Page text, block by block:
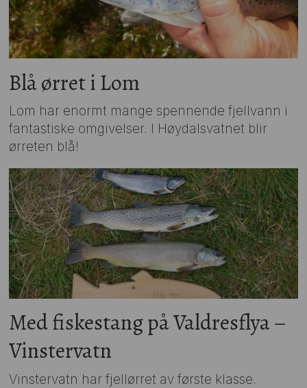
Blå ørret i Lom
Lom har enormt mange spennende fjellvann i
fantastiske omgivelser. I Høydalsvatnet blir
ørreten blå!
Med fiskestang på Valdresflya –
Vinstervatn
Vinstervatn har fjellørret av første klasse.